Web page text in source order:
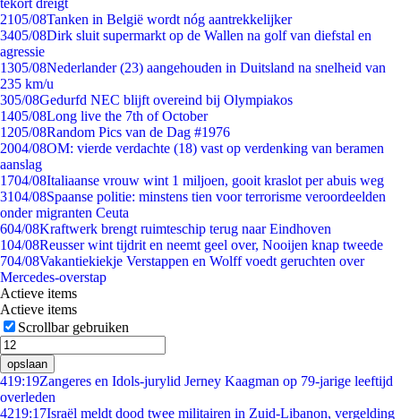
tekort dreigt
2105/08Tanken in België wordt nóg aantrekkelijker
3405/08Dirk sluit supermarkt op de Wallen na golf van diefstal en
agressie
1305/08Nederlander (23) aangehouden in Duitsland na snelheid van
235 km/u
305/08Gedurfd NEC blijft overeind bij Olympiakos
1405/08Long live the 7th of October
1205/08Random Pics van de Dag #1976
2004/08OM: vierde verdachte (18) vast op verdenking van beramen
aanslag
1704/08Italiaanse vrouw wint 1 miljoen, gooit kraslot per abuis weg
3104/08Spaanse politie: minstens tien voor terrorisme veroordeelden
onder migranten Ceuta
604/08Kraftwerk brengt ruimteschip terug naar Eindhoven
104/08Reusser wint tijdrit en neemt geel over, Nooijen knap tweede
704/08Vakantiekiekje Verstappen en Wolff voedt geruchten over
Mercedes-overstap
Actieve items
Actieve items
Scrollbar gebruiken
opslaan
419:19Zangeres en Idols-jurylid Jerney Kaagman op 79-jarige leeftijd
overleden
4219:17Israël meldt dood twee militairen in Zuid-Libanon, vergelding